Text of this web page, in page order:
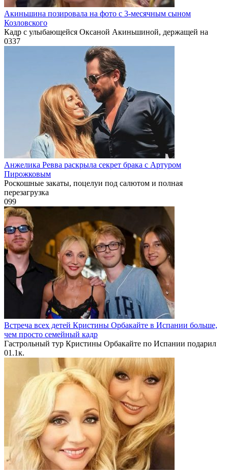
Акиньшина позировала на фото с 3-месячным сыном
Козловского
Кадр с улыбающейся Оксаной Акиньшиной, держащей на
0337
Анжелика Ревва раскрыла секрет брака с Артуром
Пирожковым
Роскошные закаты, поцелуи под салютом и полная
перезагрузка
099
Встреча всех детей Кристины Орбакайте в Испании больше,
чем просто семейный кадр
Гастрольный тур Кристины Орбакайте по Испании подарил
01.1к.